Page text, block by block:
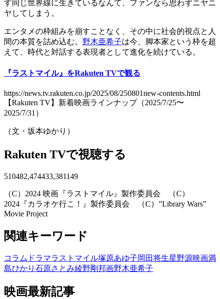
す同じ世界線に生きているなんて、ファンなら思わずニヤニ
ヤしてしまう。
エンタメの枠組みを崩すことなく、その中に社会的視点と人
間の本質を詰め込む。 野木亜希子は今、脚本家という枠を超
えて、時代と対話する表現者として進化を続けている。
『ラストマイル』をRakuten TVで観る
https://news.tv.rakuten.co.jp/2025/08/250801new-contents.html
【Rakuten TV】新着映画ラインナップ（2025/7/25〜
2025/7/31）
（文・坂本ゆかり）
Rakuten TVで視聴する
510482,474433,381149
（C）2024 映画『ラストマイル』製作委員会 （C）
2024『カラオケ行こ！』製作委員会 （C）”Library Wars”
Movie Project
関連キーワード
コラム ドラマラストマイル塚原あゆ子岡田将生星野源映画満
島ひかり 石原さとみ綾野剛邦画野木亜希子
映画最新記事